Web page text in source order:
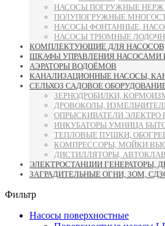
НАСОСЫ ПОГРУЖНЫЕ НЕРЖ
ПОЛУПОГРУЖНЫЕ
НАСОСЫ ФОНТАННЫЕ,
НАСОСЫ ТРЮМНЫЕ
КОМПЛЕКТУЮЩИЕ ДЛЯ НАСОСОВ,
ШКАФЫ УПРАВЛЕНИЯ НАСОСАМИ
АЭРАТОРЫ ВОДОЁМОВ
КАНАЛИЗАЦИОННЫЕ НАСОСЫ,
СЕЛЬХОЗ САДОВОЕ
ЗЕРНОДРОБИЛКИ,
ДРОВОКОЛЫ,
ОПРЫСКИВАТЕЛИ
ИНКУБАТОРЫ УМНИЦА
ТЕПЛОВЫЕ ПУШКИ,
КОМПРЕССОРЫ, МОЙКИ
ДИСТИЛЛЯТОРЫ,
ЭЛЕКТРОСТАНЦИИ ГЕНЕРАТОРЫ,
ЗАГРАДИТЕЛЬНЫЕ ОГНИ, ЗОМ,
Фильтр
Насосы поверхностные